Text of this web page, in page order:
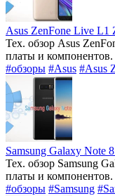
Asus ZenFone Live L1
Тех. обзор Asus
платы и компонентов.
#обзоры #Asus #Asus
Samsung Galaxy Note
Тех. обзор Samsung
платы и компонентов.
#обзоры #Samsung